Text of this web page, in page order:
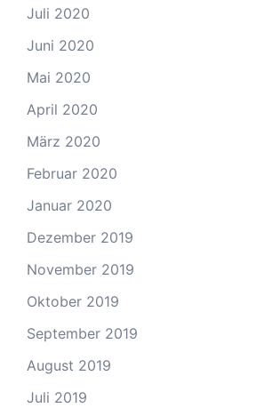
Juli 2020
Juni 2020
Mai 2020
April 2020
März 2020
Februar 2020
Januar 2020
Dezember 2019
November 2019
Oktober 2019
September 2019
August 2019
Juli 2019